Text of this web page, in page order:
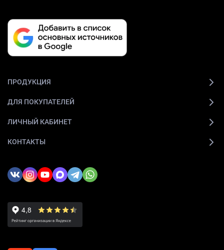
ПРОДУКЦИЯ
ДЛЯ ПОКУПАТЕЛЕЙ
ЛИЧНЫЙ КАБИНЕТ
КОНТАКТЫ